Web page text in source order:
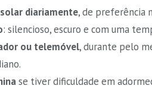
diariamente, de preferência
: silencioso, escuro e com uma
ou telemóvel, durante pelo
se tiver dificuldade em